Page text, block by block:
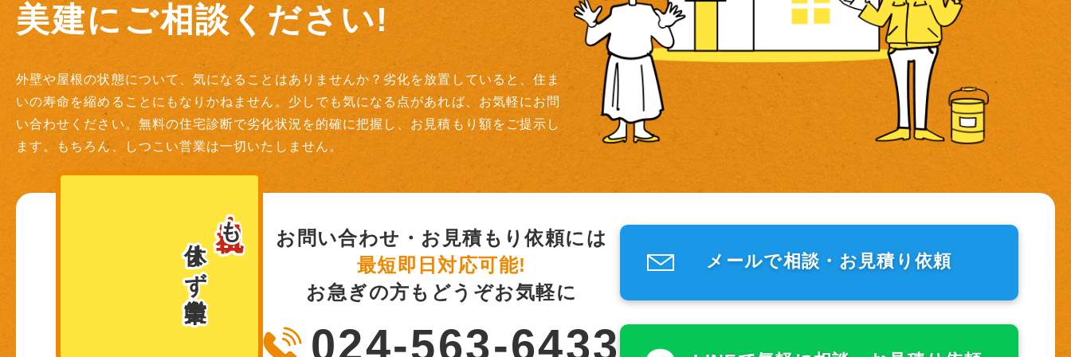
美建にご相談ください!
外壁や屋根の状態について、気になることはありませんか？劣化を放置していると、住ま
いの寿命を縮めることにもなりかねません。少しでも気になる点があれば、お気軽にお問
い合わせください。無料の住宅診断で劣化状況を的確に把握し、お見積もり額をご提示し
ます。もちろん、しつこい営業は一切いたしません。
も
休まず営業中！
お問い合わせ・お見積もり依頼には
最短即日対応可能!
お急ぎの方もどうぞお気軽に
024-563-6433
メールで相談・ お見積り依頼